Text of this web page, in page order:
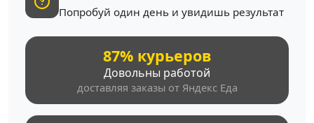
Попробуй один день и увидишь результат
87% курьеров
Довольны работой
доставляя заказы от Яндекс Еда